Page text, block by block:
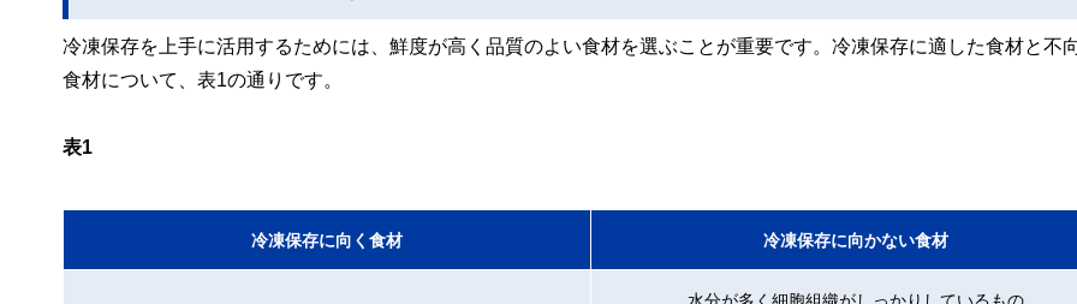
冷凍保存を上手に活用するためには、鮮度が高く品質のよい食材を選ぶことが重要です。冷凍保存に適した食材と不
食材について、表1の通りです。
表1
冷凍保存に向く食材 冷凍保存に向かない食材
水分が多く細胞組織がしっかりしているもの